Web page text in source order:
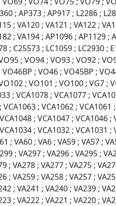
; AP373 ; AP917 ; L2286 ;
; VA120 ; VA121 ; VA122 ;
; VA194 ; AP1096 ; AP1129
; C25573 ; LC1059 ; LC2930 ;
; VO94 ; VO93 ; VO92 ;
; VO46 ; VO45BP ;
; VO101 ; VO100 ; VG7 ;
; VCA1078 ; VCA1077 ;
; VCA1062 ;
; VCA1047 ; VCA1046
; VCA1032 ; VCA1031
; VA60 ; VA6 ; VA59 ; VA57 ;
; VA297 ; VA296 ; VA295 ;
; VA278 ; VA277 ; VA275 ;
; VA259 ; VA258 ; VA257 ;
; VA241 ; VA240 ; VA239 ;
; VA222 ; VA221 ; VA220 ;